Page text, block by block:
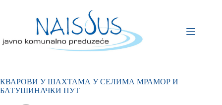
КВАРОВИ У ШАХТАМА У СЕЛИМА МРАМОР И
БАТУШИНАЧКИ ПУТ